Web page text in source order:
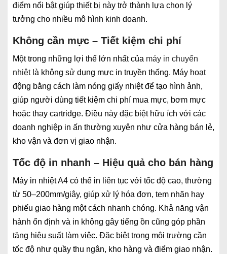
điểm nổi bật giúp thiết bị này trở thành lựa chọn lý
tưởng cho nhiều mô hình kinh doanh.
Không cần mực – Tiết kiệm chi phí
Một trong những lợi thế lớn nhất của máy in chuyển
nhiệtlà không sử dụng mực in truyền thống. Máy hoạt
động bằng cách làm nóng giấy nhiệt để tạo hình ảnh,
giúp người dùng tiết kiệm chi phí mua mực, bơm mực
hoặc thay cartridge. Điều này đặc biệt hữu ích với các
doanh nghiệp in ấn thường xuyên như cửa hàng bán lẻ,
kho vận và đơn vị giao nhận.
Tốc độ in nhanh – Hiệu quả cho bán hàng
Máy in nhiệt A4 có thể in liên tục với tốc độ cao, thường
từ 50–200mm/giây, giúp xử lý hóa đơn, tem nhãn hay
phiếu giao hàng một cách nhanh chóng. Khả năng vận
hành ổn định và in không gây tiếng ồn cũng góp phần
tăng hiệu suất làm việc. Đặc biệt trong môi trường cần
tốc độ như quầy thu ngân, kho hàng và điểm giao nhận.